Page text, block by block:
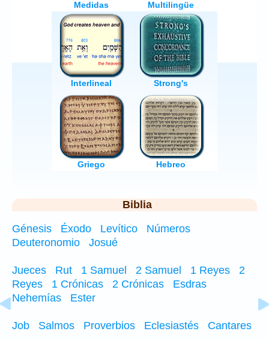
Biblia
Génesis
Éxodo Levítico
Números
Deuteronomio
Josué
Jueces Rut 1 Samuel 2 Samuel 1 Reyes
2
Reyes
1 Crónicas 2 Crónicas
Esdras
Nehemías
Ester
Job Salmos Proverbios Eclesiastés Cantares